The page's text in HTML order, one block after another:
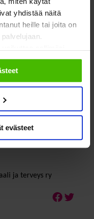
yhdistää näitä
heille tai joita on
evästeet
ja terveys ry